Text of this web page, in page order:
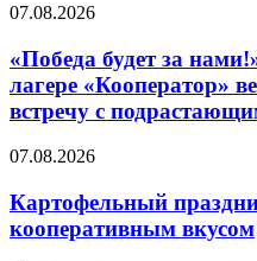
07.08.2026
«Победа будет за
лагере «Кооператор»
встречу с
07.08.2026
Картофельный
кооперативным вкусом